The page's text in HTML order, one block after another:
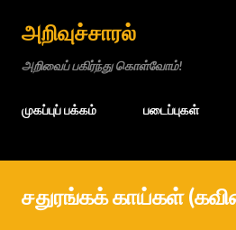
அறிவுச்சாரல்
அறிவைப் பகிர்ந்து கொள்வோம்!
முகப்புப் பக்கம் படைப்புகள்
சதுரங்கக் காய்கள்